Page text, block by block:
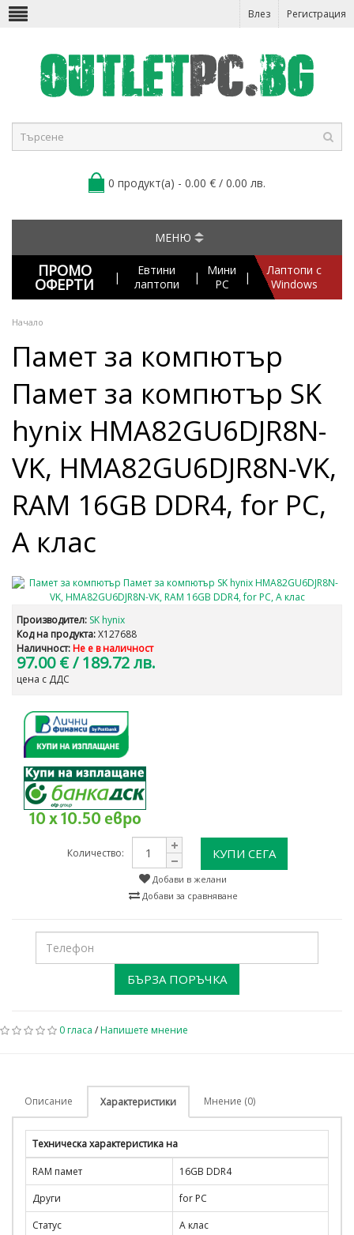
Влез Регистрация
0 продукт(а) - 0.00 € / 0.00 лв.
МЕНЮ
ПРОМО
ОФЕРТИ |
Евтини
лаптопи
|
Мини
PC
|
Лаптопи с
Windows
Начало
Памет за компютър
Памет за компютър SK
hynix HMA82GU6DJR8N-
VK, HMA82GU6DJR8N-VK,
RAM 16GB DDR4, for PC,
A клас
Производител: SK hynix
Код на продукта:X127688
Наличност: Не е в наличност
97.00 €/ 189.72 лв.
цена с ДДС
10 x 10.50 евро
Количество: КУПИ СЕГА
Добави в желани
Добави за сравняване
БЪРЗА ПОРЪЧКА
0 гласа /Напишете мнение
Описание Характеристики Мнение (0)
Техническа характеристика на
RAM памет
16GB DDR4
Други
for PC
Статус
A клас